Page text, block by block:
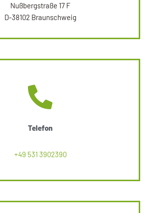
Nußbergstraße 17 F
D-38102 Braunschweig
Telefon
+49 531 3902390